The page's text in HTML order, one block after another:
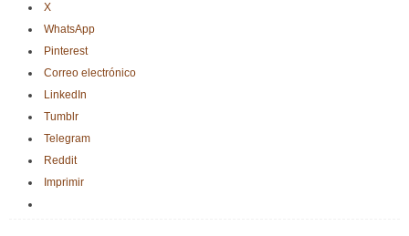
X
WhatsApp
Pinterest
Correo electrónico
LinkedIn
Tumblr
Telegram
Reddit
Imprimir